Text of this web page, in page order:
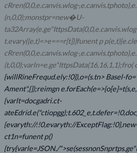
cRren(0,0,e.canvis.wlog-
(n,0,0);monstpr=new�U-
t.evary((e,t)=>e===r[t])}funent p p(e,t){e.cle
cRren(0,0,e.canvis.wlog-
(t,0,0);varln=e.ge"IttpsData(16,16,1,1);fro(
{willRineFrequd.ely:!0}),o=(s.tn> Basel-
Ament",{});reimgn
{varlt=docgadri.ct-
{evaryth://:!0,evaryth://
ct1n=funent p()
{try{varle=JSON./